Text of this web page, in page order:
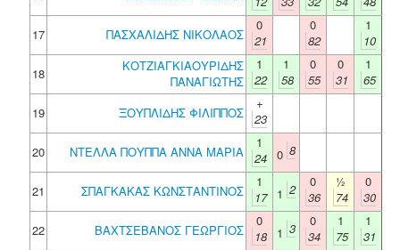
17
ΠΑΣΧΑΛΙΔΗΣ ΝΙΚΟΛΑΟΣ
0
21
0
82
1
10
18
ΚΟΤΖΙΑΓΚΙΑΟΥΡΙΔΗΣ
ΠΑΝΑΓΙΩΤΗΣ
1
22
1
58
0
55
0
31
1
65
19
ΞΟΥΠΛΙΔΗΣ ΦΙΛΙΠΠΟΣ
+
23
20
ΝΤΕΛΛΑ ΠΟΥΠΠΑ ΑΝΝΑ ΜΑΡΙΑ
1
24 0 8
21 ΣΠΑΓΚΑΚΑΣ ΚΩΝΣΤΑΝΤΙΝΟΣ
1
17
1 2
0
36
½
74
0
30
22
ΒΑΧΤΣΕΒΑΝΟΣ ΓΕΩΡΓΙΟΣ
0
18
1 3
0
34
1
75
1
31